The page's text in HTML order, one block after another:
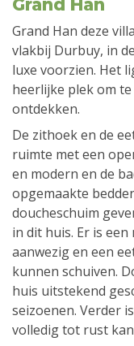
Grand Han
Grand Han deze
vlakbij Durbuy, in
luxe voorzien. Het
heerlijke plek om
ontdekken.
De zithoek en de
ruimte met een
en modern en de
opgemaakte
doucheschuim
in dit huis. Er is
aanwezig en een
kunnen schuiven.
huis uitstekend
seizoenen. Verder
volledig tot rust